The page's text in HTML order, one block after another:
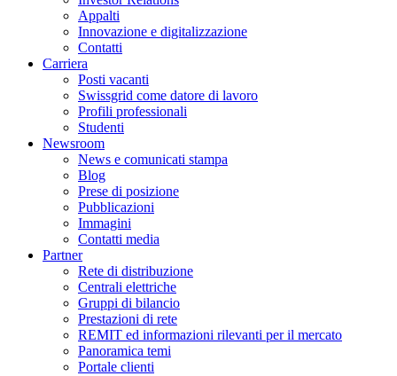
Appalti
Innovazione e digitalizzazione
Contatti
Carriera
Posti vacanti
Swissgrid come datore di lavoro
Profili professionali
Studenti
Newsroom
News e comunicati stampa
Blog
Prese di posizione
Pubblicazioni
Immagini
Contatti media
Partner
Rete di distribuzione
Centrali elettriche
Gruppi di bilancio
Prestazioni di rete
REMIT ed informazioni rilevanti per il mercato
Panoramica temi
Portale clienti